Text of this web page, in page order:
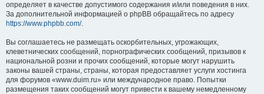
определяет в качестве допустимого содержания и/или поведения в них.
За дополнительной информацией о phpBB обращайтесь по адресу
https://www.phpbb.com/.
Вы соглашаетесь не размещать оскорбительных, угрожающих,
клеветнических сообщений, порнографических сообщений, призывов к
национальной розни и прочих сообщений, которые могут нарушить
законы вашей страны, страны, которая предоставляет услуги хостинга
для форумов «www.duim.ru» или международное право. Попытки
размещения таких сообщений могут привести к вашему немедленному